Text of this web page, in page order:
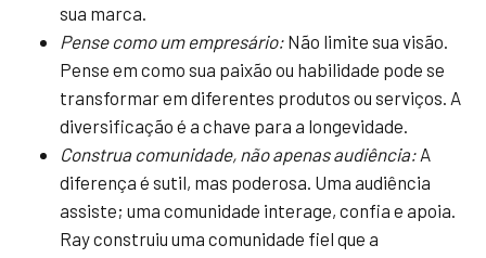
sua marca.
Pense como um empresário: Não limite sua visão.
Pense em como sua paixão ou habilidade pode se
transformar em diferentes produtos ou serviços. A
diversificação é a chave para a longevidade.
Construa comunidade, não apenas audiência: A
diferença é sutil, mas poderosa. Uma audiência
assiste; uma comunidade interage, confia e apoia.
Ray construiu uma comunidade fiel que a